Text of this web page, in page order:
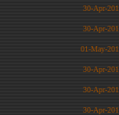
30-Apr-
30-Apr-
01-May-
30-Apr-
30-Apr-
30-Apr-